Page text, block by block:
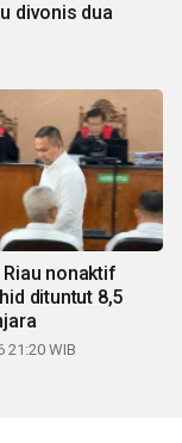
divonis dua
Riau nonaktif
dituntut 8,5
21:20 WIB